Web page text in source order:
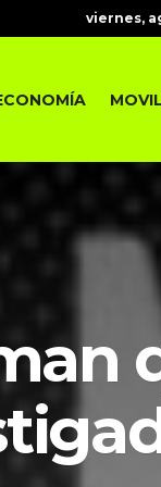
viernes,